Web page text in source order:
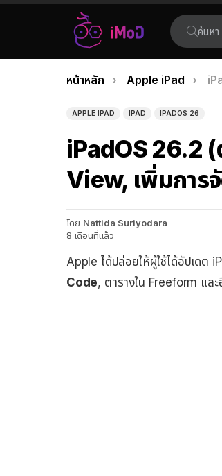
ค้นหา:
เรื่อง
ล่าสุด
คุณอยู่ที่นี่:
หน้าหลัก Apple iPad
APPLE IPAD IPAD IPADOS 26
iPadOS 26.2
View, เพิ่มการ
โดย Nattida Suriyodara
8 เดือนที่แล้ว
Apple ได้ปล่อยให้ผู้ใช้ได้อัปเดต
Code, ตารางใน Freeform และ